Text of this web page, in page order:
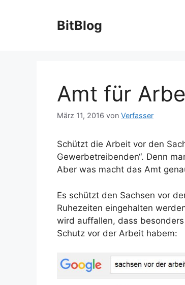
BitBlog
Amt für
März 11, 2016 von Verfasser
Schützt die Arbeit vor den
Gewerbetreibenden“. Denn
Aber was macht das Amt
Es schützt den Sachsen vor
Ruhezeiten eingehalten
wird auffallen, dass
Schutz vor der Arbeit habem: